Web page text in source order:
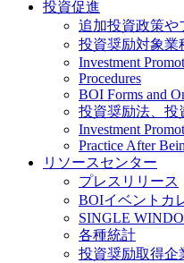
投資促進
追加投資政策や
投資奨励対象業
Investment
Procedures
BOI Forms and
投資奨励法、投
Investment
Practice After
リソースセンター
プレスリリース
BOIイベントカ
SINGLE
各種統計
投資奨励取得企